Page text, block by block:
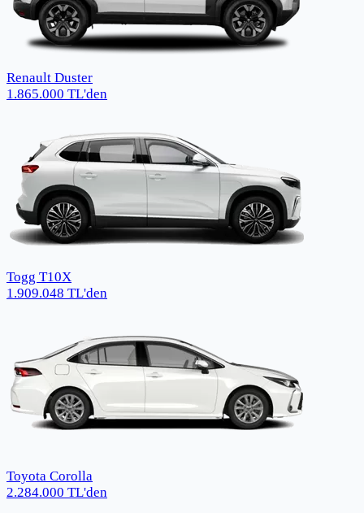
Renault Duster
1.865.000 TL'den
Togg T10X
1.909.048 TL'den
Toyota Corolla
2.284.000 TL'den